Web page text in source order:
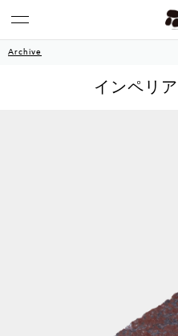
Archive
インペリ